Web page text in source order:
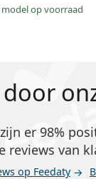
model op voorraad
door
er 98%
reviews van
op Feedaty